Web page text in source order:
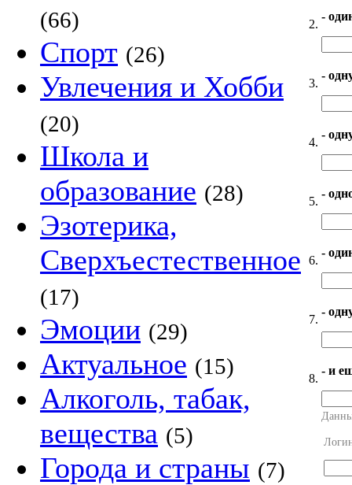
(66)
Спорт (26)
Увлечения и Хобби
(20)
Школа и
образование (28)
Эзотерика,
Сверхъестественное
(17)
Эмоции (29)
Актуальное (15)
Алкоголь, табак,
вещества (5)
Города и страны (7)
2.
-
3.
-
4.
-
5.
-
6.
-
7.
-
8.
- и